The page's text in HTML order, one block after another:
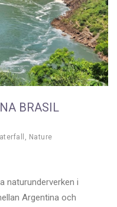
BRASIL
, Nature
naturunderverken i
Argentina och